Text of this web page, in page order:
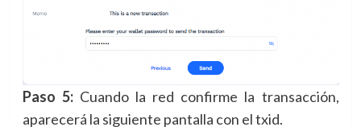
Paso 5:Cuando la red confirme la transacción,
aparecerá la siguiente pantalla con el txid.